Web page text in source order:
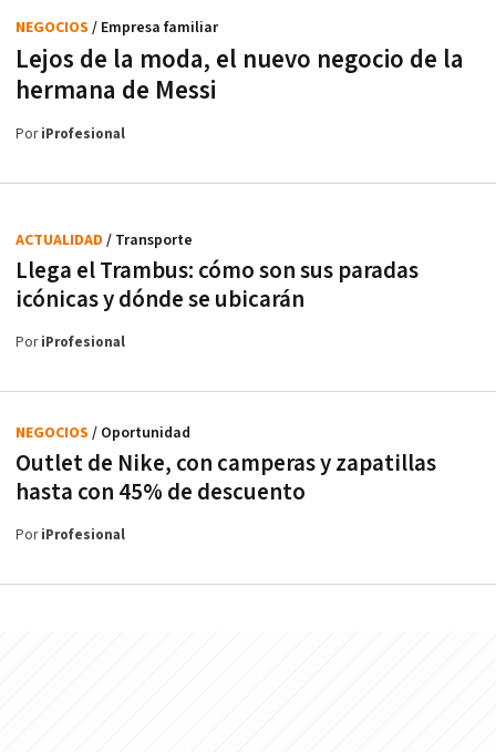
Lejos de la moda, el nuevo negocio de la
hermana de Messi
NEGOCIOS / Empresa familiar
PoriProfesional
Llega el Trambus: cómo son sus paradas
icónicas y dónde se ubicarán
ACTUALIDAD / Transporte
PoriProfesional
Outlet de Nike, con camperas y zapatillas
hasta con 45% de descuento
NEGOCIOS / Oportunidad
PoriProfesional